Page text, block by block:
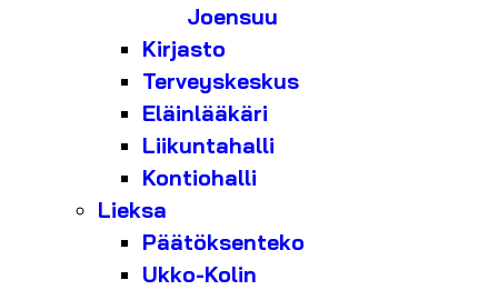
Joensuu
Kirjasto
Terveyskeskus
Eläinlääkäri
Liikuntahalli
Kontiohalli
Lieksa
Päätöksenteko
Ukko-Kolin